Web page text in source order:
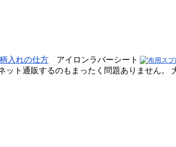
アイロンラバーシート
ト通販するのもまったく問題ありません。